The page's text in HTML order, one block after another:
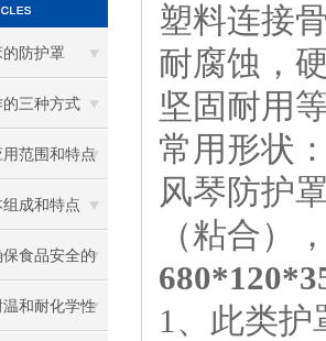
防护罩
的三种方式
用范围和特点
成和特点
食品安全的
和耐化学性
塑料连接
耐腐蚀，
坚固耐用
常用形状
风琴防护
（粘合）
1、此类